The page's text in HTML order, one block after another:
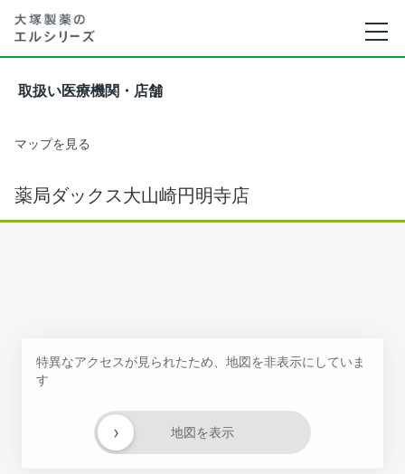
取扱い医療機関・店舗
マップを見る
薬局ダックス大山崎円明寺店
特異なアクセスが見られたため、地図を非表示にしていま
す
地図を表示
›